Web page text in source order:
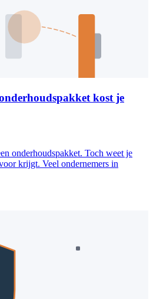
kost je
onderhoudspakket. Toch weet je
krijgt. Veel ondernemers in